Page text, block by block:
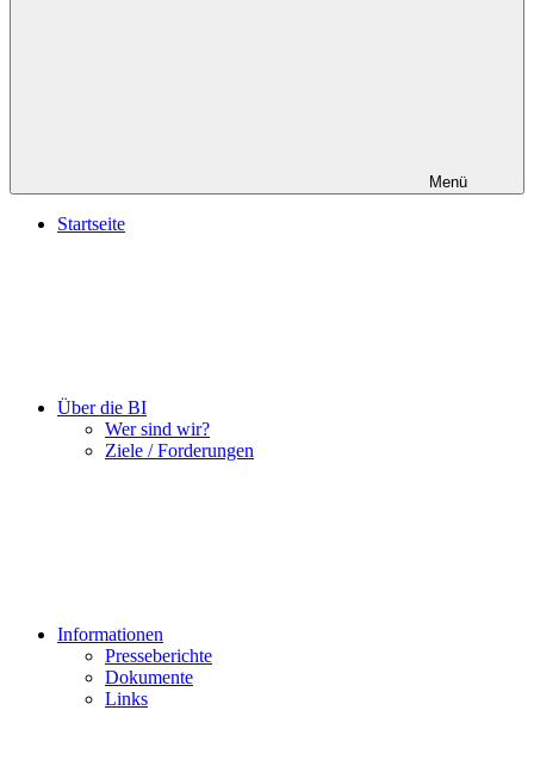
Menü
Startseite
Über die BI
Wer sind wir?
Ziele / Forderungen
Informationen
Presseberichte
Dokumente
Links